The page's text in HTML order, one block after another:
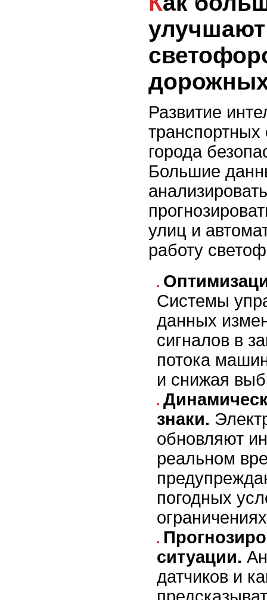
Развитие
транспортных
города
Большие
улиц и
работу
Системы
данных
сигналов в
потока
и снижая
знаки.
обновляют
реальном
погодных
ситуации.
датчиков и